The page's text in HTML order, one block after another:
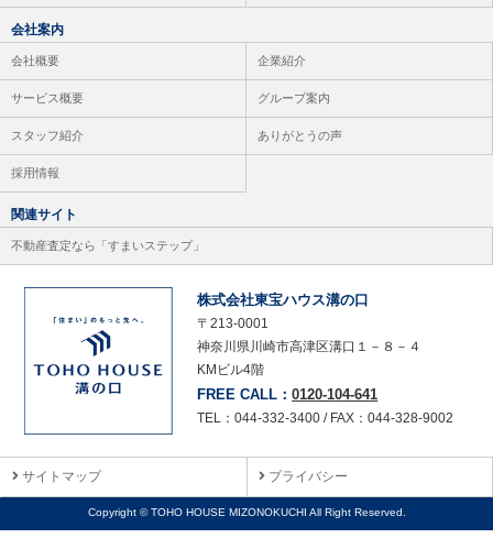
会社案内
会社概要 企業紹介
サービス概要 グループ案内
スタッフ紹介 ありがとうの声
採用情報
関連サイト
不動産査定なら「すまいステップ」
株式会社東宝ハウス溝の口
〒213-0001
神奈川県川崎市高津区溝口１－８－４
KMビル4階
FREE CALL：0120-104-641
TEL：044-332-3400 / FAX：044-328-9002
サイトマップ プライバシー
Copyright © TOHO HOUSE MIZONOKUCHI All Right Reserved.